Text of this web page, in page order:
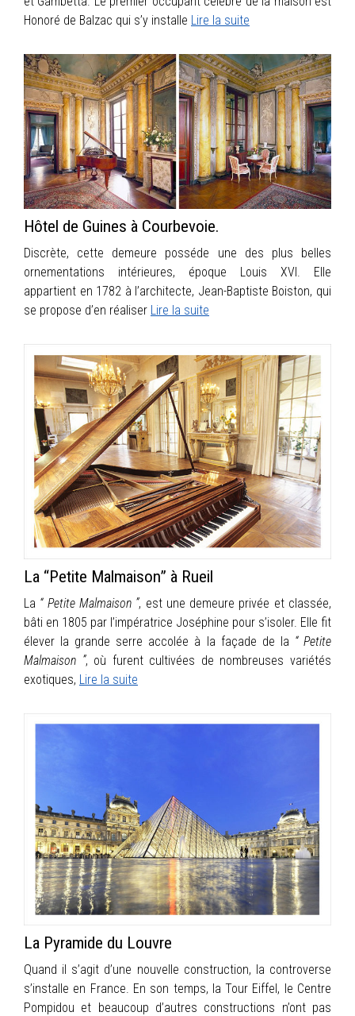
Honoré de Balzac qui s’y installe Lire la suite
Hôtel de Guines à Courbevoie.
Discrète, cette demeure posséde une des plus belles
ornementations intérieures, époque Louis XVI. Elle
appartient en 1782 à l’architecte, Jean-Baptiste Boiston, qui
se propose d’en réaliser Lire la suite
La “Petite Malmaison” à Rueil
La “ Petite Malmaison ”, est une demeure privée et classée,
bâti en 1805 par l’impératrice Joséphine pour s’isoler. Elle fit
élever la grande serre accolée à la façade de la “ Petite
Malmaison ”, où furent cultivées de nombreuses variétés
exotiques, Lire la suite
La Pyramide du Louvre
Quand il s’agit d’une nouvelle construction, la controverse
s’installe en France. En son temps, la Tour Eiffel, le Centre
Pompidou et beaucoup d’autres constructions n’ont pas